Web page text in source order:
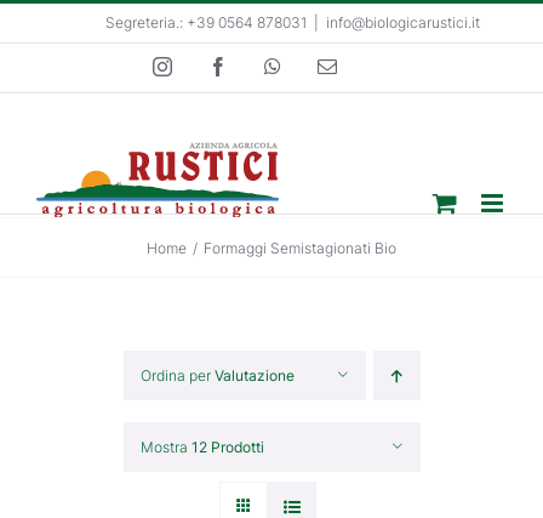
al
Segreteria.: +39 0564 878031 info@biologicarustici.it
InstagramFacebookWhatsApp
Email
Home / Formaggi Semistagionati Bio
Ordina perValutazione
Mostra 12 Prodotti